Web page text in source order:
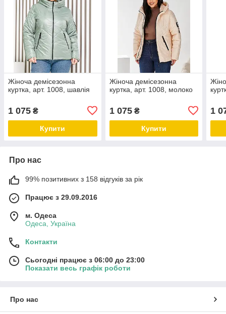
Жіноча демісезонна
куртка, арт. 1008, шавлія
1 075 ₴
Купити
Жіноча демісезонна
куртка, арт. 1008, молоко
1 075₴
Купити
1
Про нас
99% позитивних з 158 відгуків за рік
Працює з 29.09.2016
м. Одеса
Одеса, Україна
Контакти
Сьогодні працює з 06:00 до 23:00
Показати весь графік роботи
Про нас